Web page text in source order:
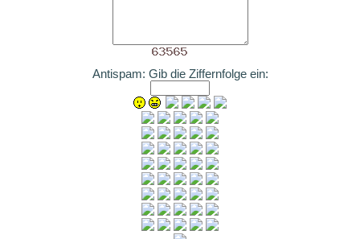
Antispam: Gib die Ziffernfolge ein: